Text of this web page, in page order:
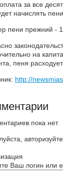
за все
начислять пени.
пени прежний -
на
пеня
http://
пока нет
Ваш логин или